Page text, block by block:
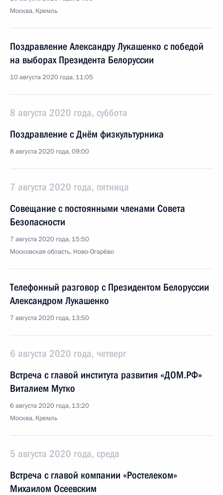
Москва, Кремль
Поздравление Александру Лукашенко с победой
на выборах Президента Белоруссии
10 августа 2020 года, 11:05
8 августа 2020 года, суббота
Поздравление с Днём физкультурника
8 августа 2020 года, 09:00
7 августа 2020 года, пятница
Совещание с постоянными членами Совета
Безопасности
7 августа 2020 года, 15:50
Московская область, Ново-Огарёво
Телефонный разговор с Президентом Белоруссии
Александром Лукашенко
7 августа 2020 года, 13:50
6 августа 2020 года, четверг
Встреча с главой института развития «ДОМ.РФ»
Виталием Мутко
6 августа 2020 года, 13:20
Москва, Кремль
5 августа 2020 года, среда
Встреча с главой компании «Ростелеком»
Михаилом Осеевским